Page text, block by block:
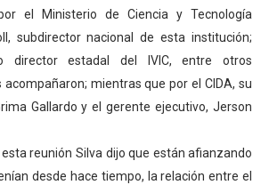
el autogobierno en Mérida con
espacios del OAN para la
el Ministerio de Ciencia y Tecnología
subdirector nacional de esta institución;
director estadal del IVIC, entre otros
mientras que por el CIDA, su
Gallardo y el gerente ejecutivo, Jerson
reunión Silva dijo que están afianzando
desde hace tiempo, la relación entre el